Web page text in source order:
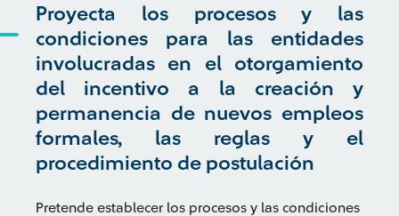
Proyecta los procesos y las
condiciones para las entidades
involucradas en el otorgamiento
del incentivo a la creación y
permanencia de nuevos empleos
formales, las reglas y el
procedimiento de postulación
Pretende establecer los procesos y las condiciones